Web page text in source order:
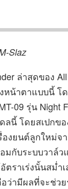
Slaz
ล่าสุดของ
หน้าตาแบบนี้ โ
09 รุ่น Night
ลนี้ โดยสเปกข
งยนต์ลูกใหม่จ
มกับระบบวาล์ว
ตราเร่งนั้นสม่ำ
ว่ามีผลที่จะช่ว